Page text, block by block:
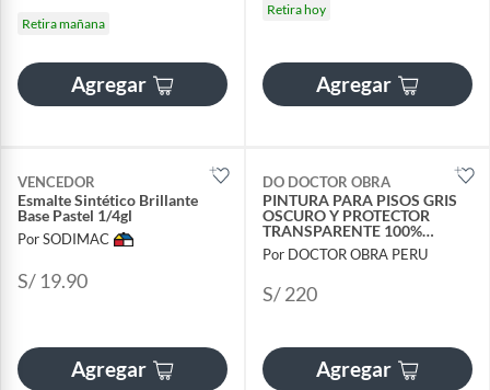
Retira mañana
Agregar
Retira hoy
Agregar
VENCEDOR
Esmalte Sintético Brillante
Base Pastel 1/4gl
Por SODIMAC
S/ 19.90
Agregar
DO DOCTOR OBRA
PINTURA PARA PISOS GRIS
OSCURO Y PROTECTOR
TRANSPARENTE 100%
ACRÍLICOS 1.5 GALÓN
Por DOCTOR OBRA PERU
S/ 220
Agregar